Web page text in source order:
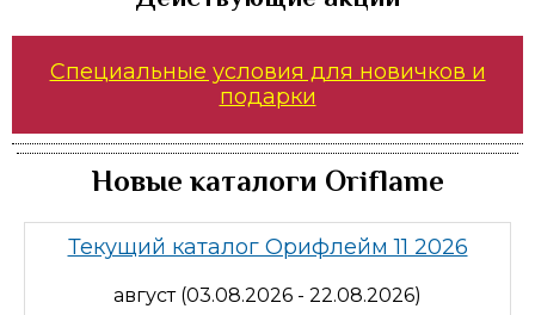
Специальные условия для новичков и
подарки
Новые каталоги Oriflame
Текущий каталог Орифлейм 11 2026
август (03.08.2026 - 22.08.2026)